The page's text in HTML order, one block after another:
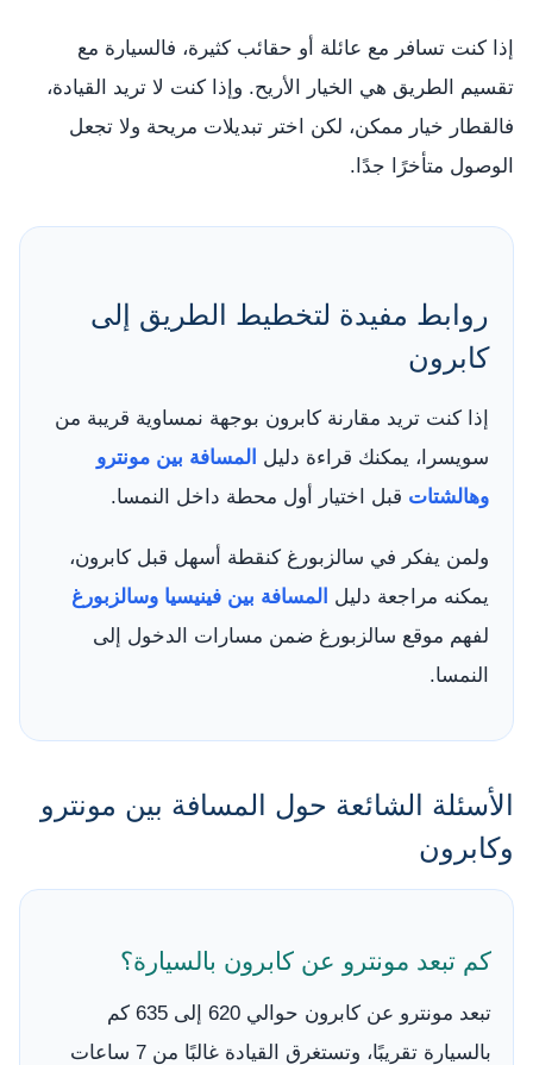
إذا كنت تسافر مع عائلة أو حقائب كثيرة، فالسيارة مع
تقسيم الطريق هي الخيار الأريح. وإذا كنت لا تريد القيادة،
فالقطار خيار ممكن، لكن اختر تبديلات مريحة ولا تجعل
الوصول متأخرًا جدًا.
روابط مفيدة لتخطيط الطريق إلى
كابرون
إذا كنت تريد مقارنة كابرون بوجهة نمساوية قريبة من
سويسرا، يمكنك قراءة دليل المسافة بين مونترو
وهالشتات قبل اختيار أول محطة داخل النمسا.
ولمن يفكر في سالزبورغ كنقطة أسهل قبل كابرون،
يمكنه مراجعة دليل المسافة بين فينيسيا وسالزبورغ
لفهم موقع سالزبورغ ضمن مسارات الدخول إلى
النمسا.
الأسئلة الشائعة حول المسافة بين مونترو
وكابرون
كم تبعد مونترو عن كابرون بالسيارة؟
تبعد مونترو عن كابرون حوالي 620 إلى 635 كم
بالسيارة تقريبًا، وتستغرق القيادة غالبًا من 7 ساعات